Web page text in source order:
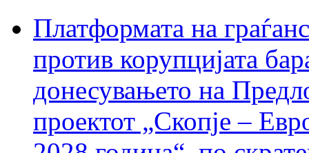
Платформата на
против корупцијата
донесувањето на
проектот „Скопје –